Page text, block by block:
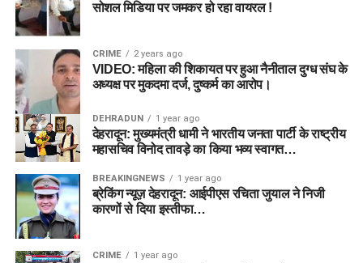
सोशल मिडिया पर जमकर हो रहा वायरल !
CRIME 2 years ago
VIDEO: महिला की शिकायत पर हुआ नैनीताल दुग्ध संघ के
अध्यक्ष पर मुकदमा दर्ज, दुष्कर्म का आरोप।
DEHRADUN 1 year ago
देहरादून: मुख्यमंत्री धामी ने भारतीय जनता पार्टी के राष्ट्रीय
महासचिव विनोद तावड़े का किया भव्य स्वागत…
BREAKINGNEWS 1 year ago
ब्रेकिंग न्यूज़ देहरादून: आईपीएस रचिता जुयाल ने निजी
कारणों से दिया इस्तीफा…
CRIME 1 year ago